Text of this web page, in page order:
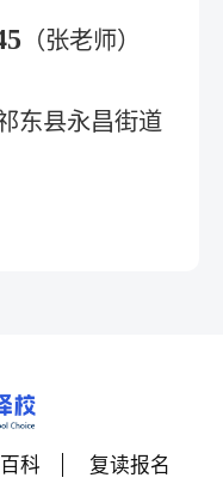
（张老师）
东县永昌街道
科 复读报名